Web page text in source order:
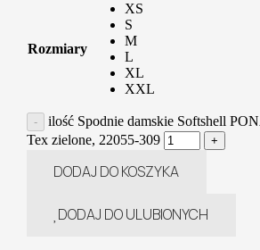
Rozmiary
XS
S
M
L
XL
XXL
ilość Spodnie damskie Softshell
Tex zielone, 22055-309
DODAJ DO KOSZYKA
DODAJ DO ULUBIONYCH